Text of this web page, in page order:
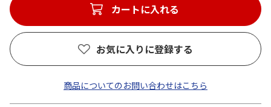
カートに入れる
お気に入りに登録する
商品についてのお問い合わせはこちら